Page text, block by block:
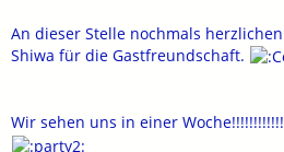
An dieser Stelle nochmals
Shiwa für die Gastfreundschaft.
Wir sehen uns in einer